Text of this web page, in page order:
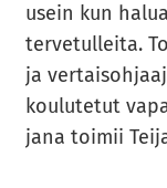
usein kun
ter­ve­tul­lei­ta.
ja
kou­lu­te­tut
ja­na toi­mii